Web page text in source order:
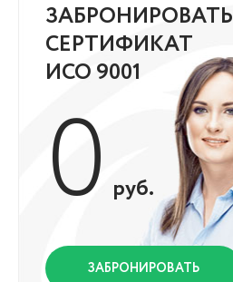
ЗАБРОНИРОВАТЬ
СЕРТИФИКАТ
ИСО 9001
0 руб.
ЗАБРОНИРОВАТЬ